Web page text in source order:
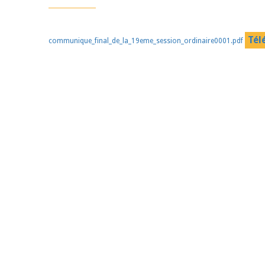
communique_final_de_la_19eme_session_ordinaire0001.pdf